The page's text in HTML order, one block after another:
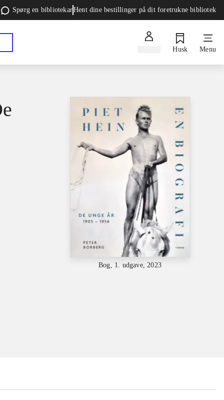
Spørg en bibliotekarHent dine bestillinger på dit foretrukne bibliotek
Husk Menu
Bog, 1. udgave, 2023